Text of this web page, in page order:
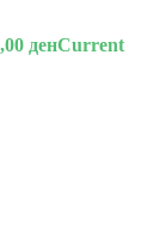
денCurrent